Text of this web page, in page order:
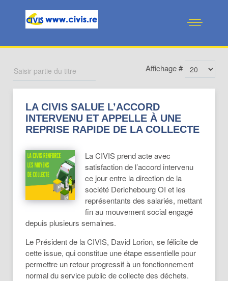
Affichage #
LA CIVIS SALUE L’ACCORD
INTERVENU ET APPELLE À UNE
REPRISE RAPIDE DE LA COLLECTE
La CIVIS prend acte avec
satisfaction de l’accord intervenu
ce jour entre la direction de la
société Derichebourg OI et les
représentants des salariés, mettant
fin au mouvement social engagé
depuis plusieurs semaines.
Le Président de la CIVIS, David Lorion, se félicite de
cette issue, qui constitue une étape essentielle pour
permettre un retour progressif à un fonctionnement
normal du service public de collecte des déchets.